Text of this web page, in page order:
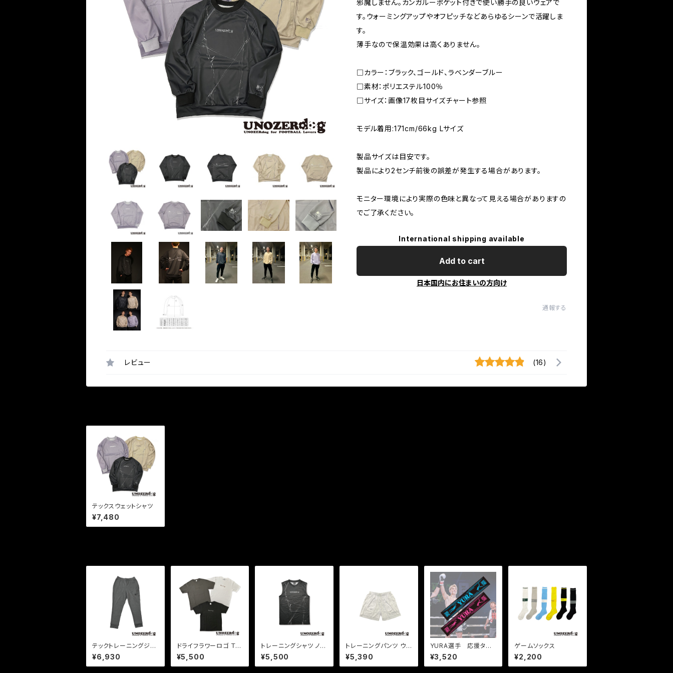
邪魔しません。カンガルーポケット付きで使い勝手の良いウェアで
す。ウォーミングアップやオフピッチなどあらゆるシーンで活躍しま
す。
薄手なので保温効果は高くありません。
□カラー：ブラック、ゴールド、ラベンダーブルー
□素材：ポリエステル100％
□サイズ：画像17枚目サイズチャート参照
モデル着用:171cm/66kg Lサイズ
製品サイズは目安です。
製品により2センチ前後の誤差が発生する場合があります。
モニター環境により実際の色味と異なって見える場合がありますの
でご了承ください。
International shipping available
Add to cart
日本国内にお住まいの方向け
通報する
レビュー (16)
テックスウェットシャツ
¥7,480
テックトレーニングジャ
ージパンツ(グレー)
¥6,930
ドライフラワーロゴ Ｔシ
ャツ
¥5,500
トレーニングシャツ ノー
スリーブ(ブラック)
¥5,500
トレーニングパンツ ウノ
ゼロペーズリー(ホワイ
ト)
¥5,390
YURA選手 応援タオ
ルマフラー
¥3,520
ゲームソックス
¥2,200